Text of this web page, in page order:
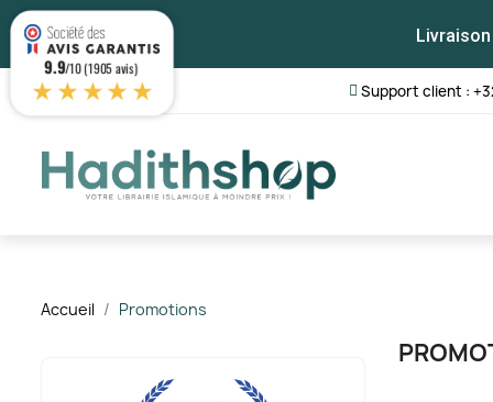
Support client :
Accueil Promotions
9.9/10 (1905 avis)
★★★★★